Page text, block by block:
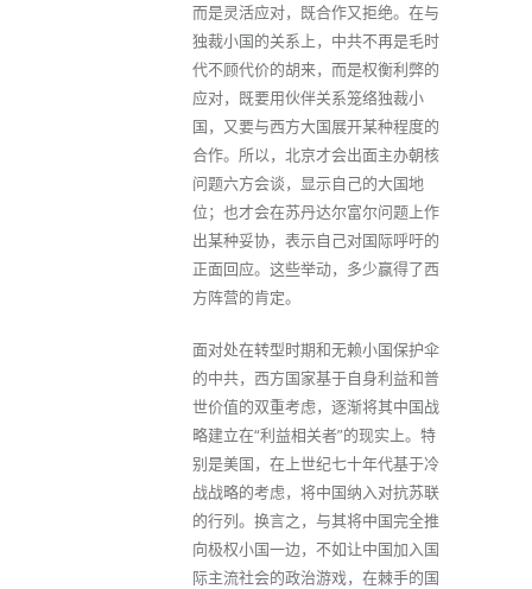
而是灵活应对，既合作又拒绝。在与
独裁小国的关系上，中共不再是毛时
代不顾代价的胡来，而是权衡利弊的
应对，既要用伙伴关系笼络独裁小
国，又要与西方大国展开某种程度的
合作。所以，北京才会出面主办朝核
问题六方会谈，显示自己的大国地
位；也才会在苏丹达尔富尔问题上作
出某种妥协，表示自己对国际呼吁的
正面回应。这些举动，多少赢得了西
方阵营的肯定。
面对处在转型时期和无赖小国保护伞
的中共，西方国家基于自身利益和普
世价值的双重考虑，逐渐将其中国战
略建立在“利益相关者”的现实上。特
别是美国，在上世纪七十年代基于冷
战战略的考虑，将中国纳入对抗苏联
的行列。换言之，与其将中国完全推
向极权小国一边，不如让中国加入国
际主流社会的政治游戏，在棘手的国